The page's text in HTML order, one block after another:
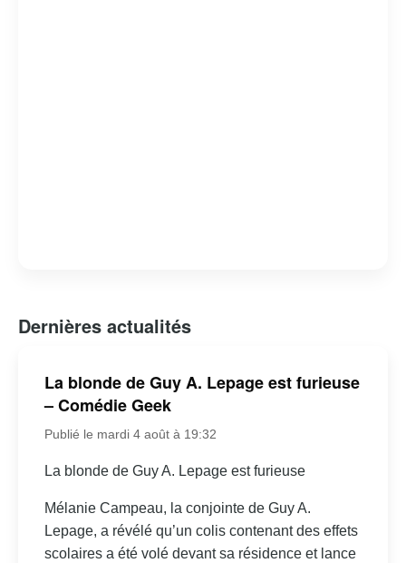
Dernières actualités
La blonde de Guy A. Lepage est furieuse
– Comédie Geek
Publié le mardi 4 août à 19:32
La blonde de Guy A. Lepage est furieuse
Mélanie Campeau, la conjointe de Guy A.
Lepage, a révélé qu’un colis contenant des effets
scolaires a été volé devant sa résidence et lance